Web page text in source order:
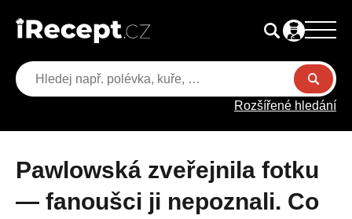
Rozšířené hledání
Pawlowská zveřejnila fotku
— fanoušci ji nepoznali. Co